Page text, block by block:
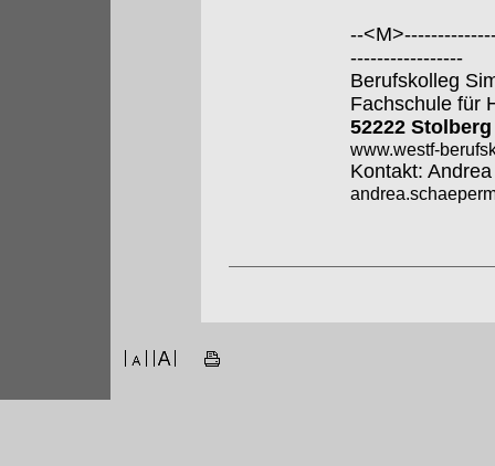
--
-----------------
Berufskolleg
Fachschule für
52222 Stolberg
www.westf-
Kontakt: